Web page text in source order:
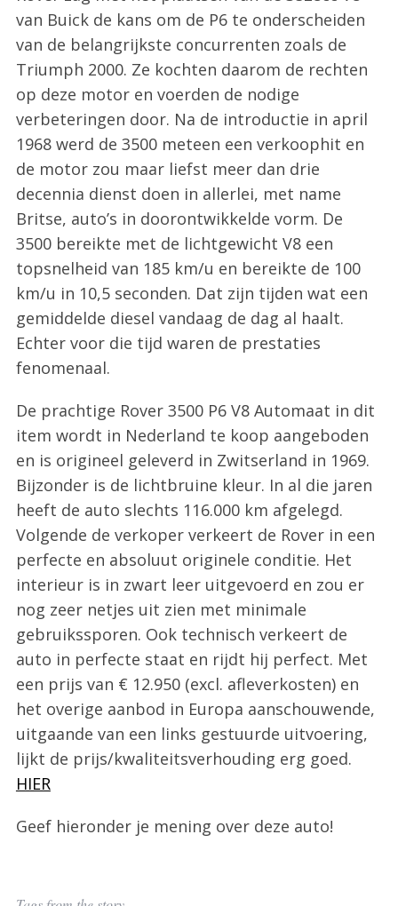
van Buick de kans om de P6 te onderscheiden
van de belangrijkste concurrenten zoals de
Triumph 2000. Ze kochten daarom de rechten
op deze motor en voerden de nodige
verbeteringen door. Na de introductie in april
1968 werd de 3500 meteen een verkoophit en
de motor zou maar liefst meer dan drie
decennia dienst doen in allerlei, met name
Britse, auto’s in doorontwikkelde vorm. De
3500 bereikte met de lichtgewicht V8 een
topsnelheid van 185 km/u en bereikte de 100
km/u in 10,5 seconden. Dat zijn tijden wat een
gemiddelde diesel vandaag de dag al haalt.
Echter voor die tijd waren de prestaties
fenomenaal.
De prachtige Rover 3500 P6 V8 Automaat in dit
item wordt in Nederland te koop aangeboden
en is origineel geleverd in Zwitserland in 1969.
Bijzonder is de lichtbruine kleur. In al die jaren
heeft de auto slechts 116.000 km afgelegd.
Volgende de verkoper verkeert de Rover in een
perfecte en absoluut originele conditie. Het
interieur is in zwart leer uitgevoerd en zou er
nog zeer netjes uit zien met minimale
gebruikssporen. Ook technisch verkeert de
auto in perfecte staat en rijdt hij perfect. Met
een prijs van € 12.950 (excl. afleverkosten) en
het overige aanbod in Europa aanschouwende,
uitgaande van een links gestuurde uitvoering,
lijkt de prijs/kwaliteitsverhouding erg goed.
HIER
Geef hieronder je mening over deze auto!
S
r